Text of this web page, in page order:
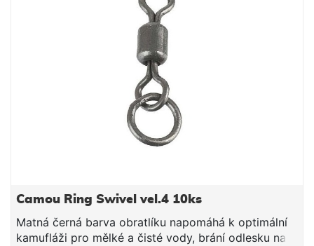
Camou Ring Swivel vel.4 10ks
Matná černá barva obratlíku napomáhá k optimální
kamufláži pro mělké a čisté vody, brání odlesku na